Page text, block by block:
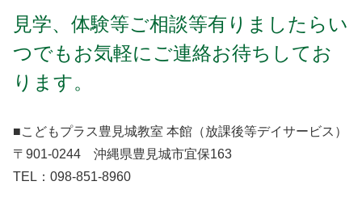
見学、体験等ご相談等有りましたらい
つでもお気軽にご連絡お待ちしてお
ります。
■こどもプラス豊見城教室 本館（放課後等デイサービス）
〒901-0244 沖縄県豊見城市宜保163
TEL：098-851-8960